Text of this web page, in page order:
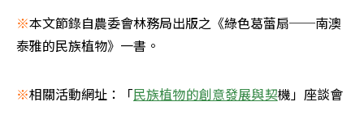
※本文節錄自農委會林務局出版之《綠色葛蕾扇──南澳
泰雅的民族植物》一書。
※相關活動網址：「民族植物的創意發展與契機」座談會